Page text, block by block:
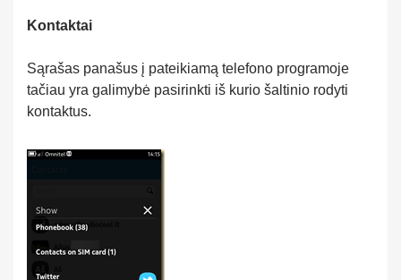
Kontaktai
Sąrašas panašus į pateikiamą telefono programoje
tačiau yra galimybė pasirinkti iš kurio šaltinio rodyti
kontaktus.